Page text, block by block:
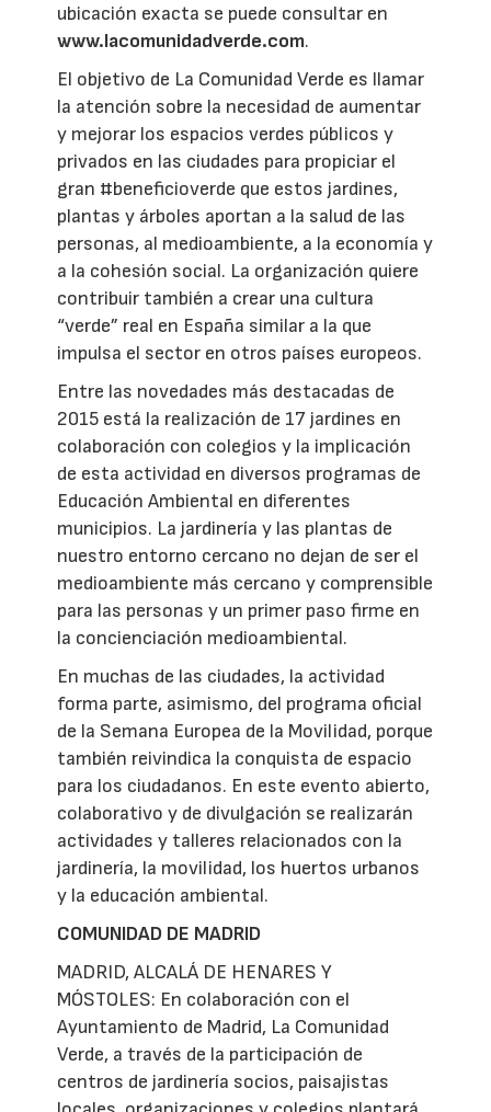
ubicación exacta se puede consultar en
www.lacomunidadverde.com.
El objetivo de La Comunidad Verde es llamar
la atención sobre la necesidad de aumentar
y mejorar los espacios verdes públicos y
privados en las ciudades para propiciar el
gran #beneficioverde que estos jardines,
plantas y árboles aportan a la salud de las
personas, al medioambiente, a la economía y
a la cohesión social. La organización quiere
contribuir también a crear una cultura
“verde” real en España similar a la que
impulsa el sector en otros países europeos.
Entre las novedades más destacadas de
2015 está la realización de 17 jardines en
colaboración con colegios y la implicación
de esta actividad en diversos programas de
Educación Ambiental en diferentes
municipios. La jardinería y las plantas de
nuestro entorno cercano no dejan de ser el
medioambiente más cercano y comprensible
para las personas y un primer paso firme en
la concienciación medioambiental.
En muchas de las ciudades, la actividad
forma parte, asimismo, del programa oficial
de la Semana Europea de la Movilidad, porque
también reivindica la conquista de espacio
para los ciudadanos. En este evento abierto,
colaborativo y de divulgación se realizarán
actividades y talleres relacionados con la
jardinería, la movilidad, los huertos urbanos
y la educación ambiental.
COMUNIDAD DE MADRID
MADRID, ALCALÁ DE HENARES Y
MÓSTOLES: En colaboración con el
Ayuntamiento de Madrid, La Comunidad
Verde, a través de la participación de
centros de jardinería socios, paisajistas